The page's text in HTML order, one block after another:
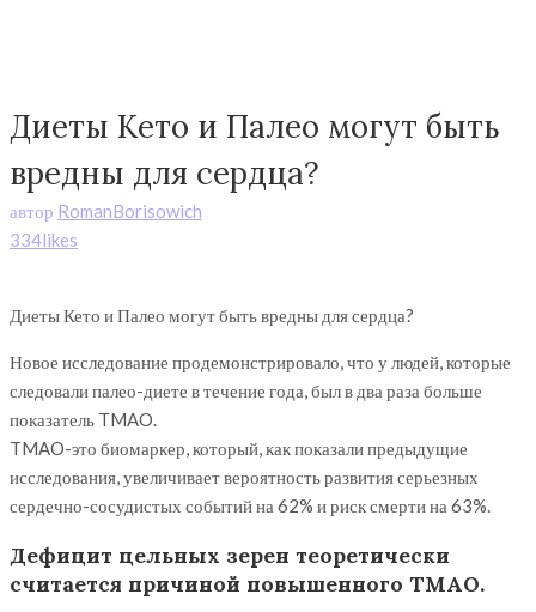
Диеты Кето и Палео могут быть
вредны для сердца?
автор RomanBorisowich
334likes
Диеты Кето и Палео могут быть вредны для сердца?
Новое исследование продемонстрировало, что у людей, которые
следовали палео-диете в течение года, был в два раза больше
показатель TMAO.
TMAO-это биомаркер, который, как показали предыдущие
исследования, увеличивает вероятность развития серьезных
сердечно-сосудистых событий на 62% и риск смерти на 63%.
Дефицит цельных зерен теоретически
считается причиной повышенного ТМАО.